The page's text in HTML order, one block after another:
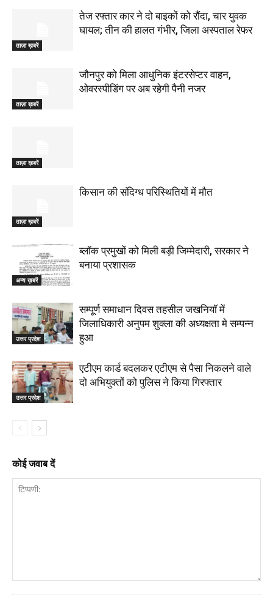
ताज़ा ख़बरें
तेज रफ्तार कार ने दो बाइकों को रौंदा, चार युवक
घायल; तीन की हालत गंभीर, जिला अस्पताल रेफर
ताज़ा ख़बरें
जौनपुर को मिला आधुनिक इंटरसेप्टर वाहन,
ओवरस्पीडिंग पर अब रहेगी पैनी नजर
ताज़ा ख़बरें
ताज़ा ख़बरें
किसान की संदिग्ध परिस्थितियों में मौत
अन्य ख़बरें
ब्लॉक प्रमुखों को मिली बड़ी जिम्मेदारी, सरकार ने
बनाया प्रशासक
उत्तर प्रदेश
सम्पूर्ण समाधान दिवस तहसील जखनियॉ में
जिलाधिकारी अनुपम शुक्ला की अध्यक्षता मे सम्पन्न
हुआ
उत्तर प्रदेश
एटीएम कार्ड बदलकर एटीएम से पैसा निकलने वाले
दो अभियुक्तों को पुलिस ने किया गिरफ्तार
कोई जवाब दें